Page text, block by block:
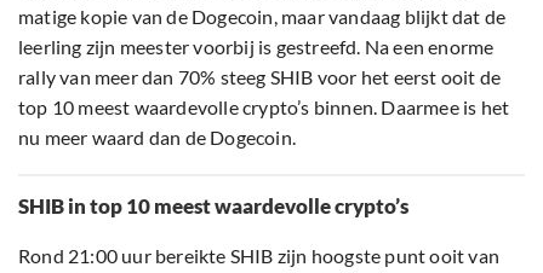
matige kopie van de Dogecoin, maar vandaag blijkt dat de
leerling zijn meester voorbij is gestreefd. Na een enorme
rally van meer dan 70% steeg SHIB voor het eerst ooit de
top 10 meest waardevolle crypto’s binnen. Daarmee is het
nu meer waard dan de Dogecoin.
SHIB in top 10 meest waardevolle crypto’s
Rond 21:00 uur bereikte SHIB zijn hoogste punt ooit van